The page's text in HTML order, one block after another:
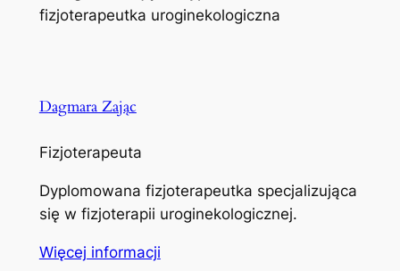
Dagmara Zając
Fizjoterapeuta
Dyplomowana fizjoterapeutka specjalizująca
się w fizjoterapii uroginekologicznej.
Więcej informacji